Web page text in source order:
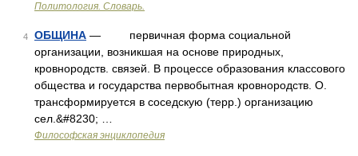
Политология. Словарь.
4 ОБЩИНА — первичная форма социальной
организации, возникшая на основе природных,
кровнородств. связей. В процессе образования классового
общества и государства первобытная кровнородств. О.
трансформируется в соседскую (терр.) организацию
сел.&#8230; …
Философская энциклопедия